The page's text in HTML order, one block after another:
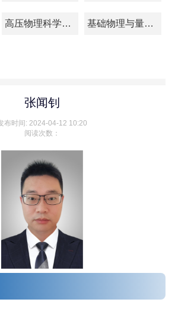
高压物理科学研究院 基础物理与量子科技研究院
张闻钊
布时间: 2024-04-12 10:20
阅读次数：